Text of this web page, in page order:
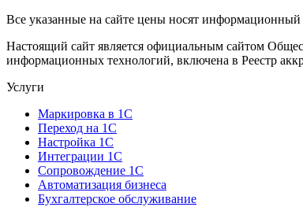
Все указанные на сайте цены носят
Настоящий сайт является официальным сайтом
информационных технологий, включена в Реестр
Услуги
Маркировка в 1С
Переход на 1С
Настройка 1С
Интеграции 1С
Сопровождение 1С
Автоматизация бизнеса
Бухгалтерское обслуживание